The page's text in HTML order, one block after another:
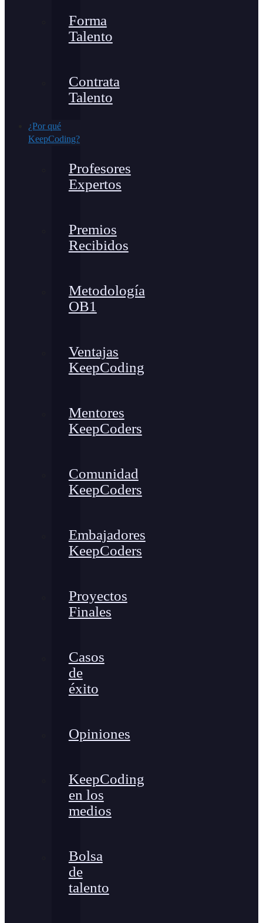
Forma
Talento
Contrata
Talento
¿Por qué
KeepCoding?
Profesores
Expertos
Premios
Recibidos
Metodología
OB1
Ventajas
KeepCoding
Mentores
KeepCoders
Comunidad
KeepCoders
Embajadores
KeepCoders
Proyectos
Finales
Casos
de
éxito
Opiniones
KeepCoding
en los
medios
Bolsa
de
talento